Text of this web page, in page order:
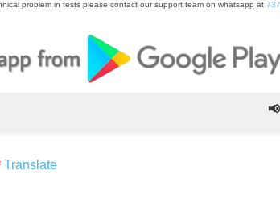
problem in tests please contact our support team on whatsapp at
Translate